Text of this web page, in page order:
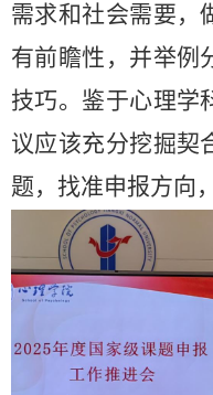
需求和社会需要，
有前瞻性，并举例
技巧。鉴于心理学
议应该充分挖掘契
题，找准申报方向